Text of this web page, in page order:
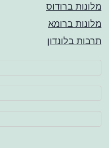
מלונות ברודוס
מלונות ברומא
תרבות בלונדון